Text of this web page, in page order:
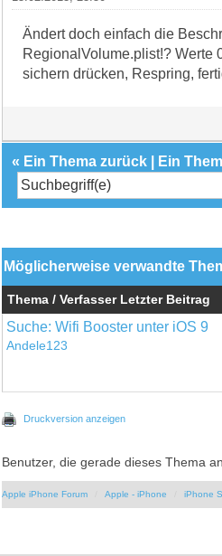
Ändert doch einfach die
RegionalVolume.plist!? Werte
sichern drücken, Respring,
« Ein Thema zurück Ein
Möglicherweise verwandte
Thema / Verfasser Letzter Beitrag
Suche: Wifi Booster unter iOS 9
Andele123
Druckversion anzeigen
Benutzer, die gerade dieses Thema
Apple iPhone Forum Apple - iPhone iPhone